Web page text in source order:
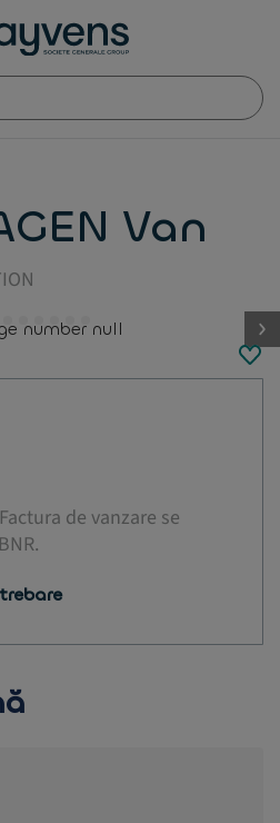
Van
de vanzare se